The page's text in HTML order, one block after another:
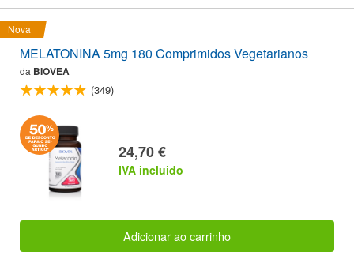
Nova
MELATONINA 5mg 180 Comprimidos Vegetarianos
da BIOVEA
(349)
24,70 €
IVA incluido
Adicionar ao carrinho